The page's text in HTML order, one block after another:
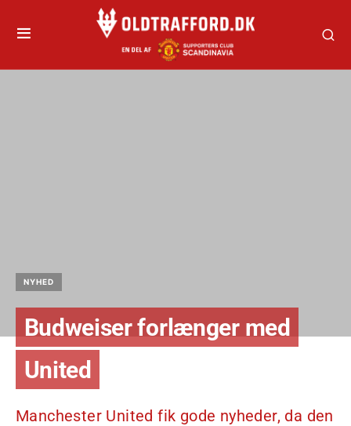
NYHED
Budweiser forlænger med
United
Manchester United fik gode nyheder, da den